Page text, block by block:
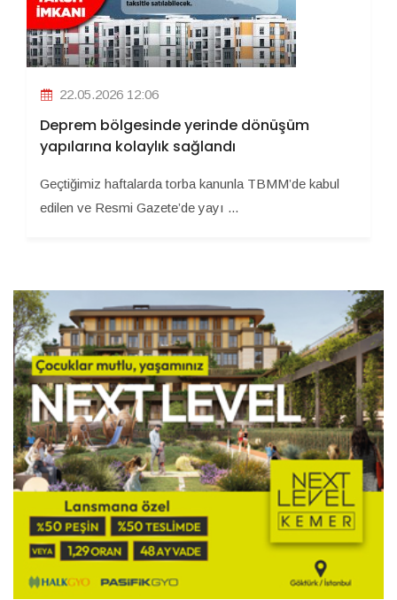
22.05.2026 12:06
Deprem bölgesinde yerinde dönüşüm
yapılarına kolaylık sağlandı
Geçtiğimiz haftalarda torba kanunla TBMM’de kabul
edilen ve Resmi Gazete’de yayı ...